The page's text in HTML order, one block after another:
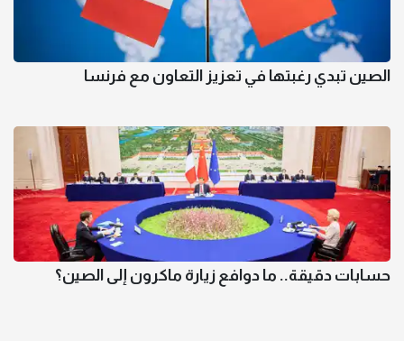
الصين تبدي رغبتها في تعزيز التعاون مع فرنسا
حسابات دقيقة.. ما دوافع زيارة ماكرون إلى الصين؟